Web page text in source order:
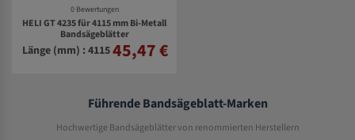
0 Bewertungen
HELI GT 4235 für 4115 mm Bi-Metall
Bandsägeblätter
Länge (mm) : 411545,47 €
Führende Bandsägeblatt-Marken
Hochwertige Bandsägeblätter von renommierten Herstellern